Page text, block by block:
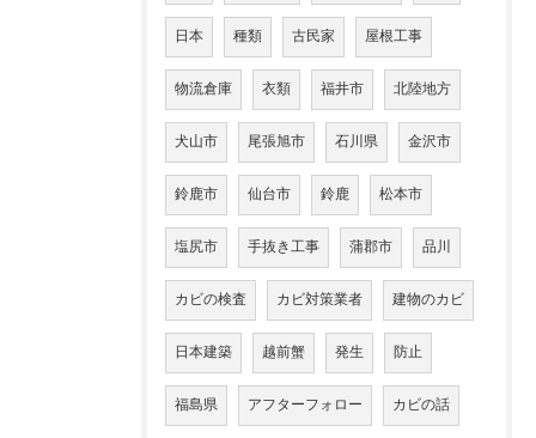
日本 種類 古民家 屋根工事
物流倉庫 衣類 福井市 北陸地方
犬山市 尾張旭市 石川県 金沢市
鈴鹿市 仙台市 鈴鹿 松本市
塩尻市 手抜き工事 蒲郡市 品川
カビの検査 カビ対策業者 建物のカビ
日本建築 越前蟹 発生 防止
福島県 アフターフォロー カビの話